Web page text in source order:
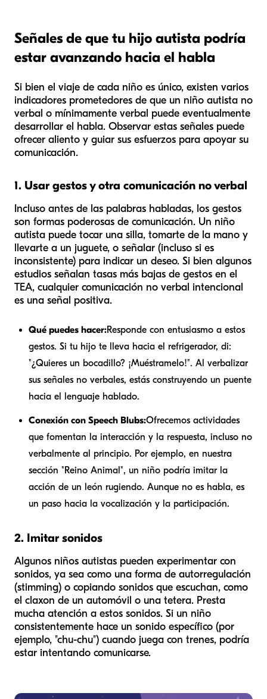
Señales de que tu hijo autista podría
estar avanzando hacia el habla
Si bien el viaje de cada niño es único, existen varios
indicadores prometedores de que un niño autista no
verbal o mínimamente verbal puede eventualmente
desarrollar el habla. Observar estas señales puede
ofrecer aliento y guiar sus esfuerzos para apoyar su
comunicación.
1. Usar gestos y otra comunicación no verbal
Incluso antes de las palabras habladas, los gestos
son formas poderosas de comunicación. Un niño
autista puede tocar una silla, tomarte de la mano y
llevarte a un juguete, o señalar (incluso si es
inconsistente) para indicar un deseo. Si bien algunos
estudios señalan tasas más bajas de gestos en el
TEA, cualquier comunicación no verbal intencional
es una señal positiva.
Qué puedes hacer:Responde con entusiasmo a estos
gestos. Si tu hijo te lleva hacia el refrigerador, di:
"¿Quieres un bocadillo? ¡Muéstramelo!". Al verbalizar
sus señales no verbales, estás construyendo un puente
hacia el lenguaje hablado.
Conexión con Speech Blubs:Ofrecemos actividades
que fomentan la interacción y la respuesta, incluso no
verbalmente al principio. Por ejemplo, en nuestra
sección "Reino Animal", un niño podría imitar la
acción de un león rugiendo. Aunque no es habla, es
un paso hacia la vocalización y la participación.
2. Imitar sonidos
Algunos niños autistas pueden experimentar con
sonidos, ya sea como una forma de autorregulación
(stimming) o copiando sonidos que escuchan, como
el claxon de un automóvil o una tetera. Presta
mucha atención a estos sonidos. Si un niño
consistentemente hace un sonido específico (por
ejemplo, "chu-chu") cuando juega con trenes, podría
estar intentando comunicarse.